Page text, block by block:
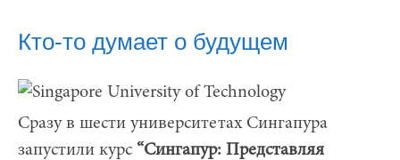
Кто-то думает о будущем
Сразу в шести университетах Сингапура
запустили курс “Сингапур: Представляя